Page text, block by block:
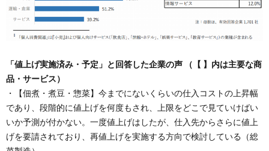
「値上げ実施済み・予定」と回答した企業の声 （【 】内は主要な商
品・サービス）
・【佃煮・煮豆・惣菜】今までにないくらいの仕入コストの上昇幅
であり、段階的に値上げを何度もされ、上限をどこで見ていけばい
いか予測が付かない。一度値上げはしたが、仕入先からさらに値上
げを要請されており、再値上げを実施する方向で検討している（総